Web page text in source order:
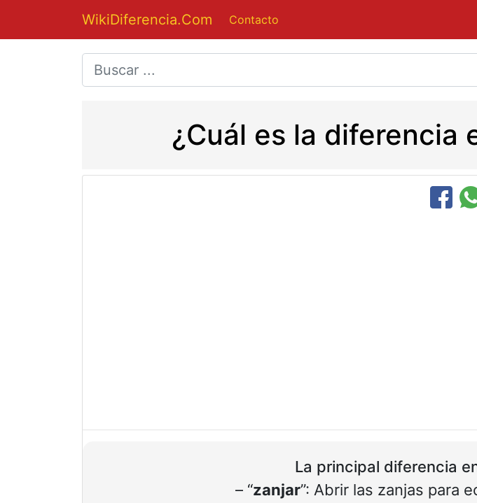
WikiDiferencia.Com Contacto
¿Cuál es la diferencia
La principal diferencia
– “zanjar”: Abrir las zanjas para